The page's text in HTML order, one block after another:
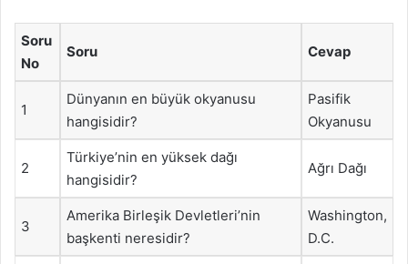
Soru
No
Soru Cevap
1
Dünyanın en büyük okyanusu
hangisidir?
Pasifik
Okyanusu
2
Türkiye’nin en yüksek dağı
hangisidir?
Ağrı Dağı
3
Amerika Birleşik Devletleri’nin
başkenti neresidir?
Washington,
D.C.